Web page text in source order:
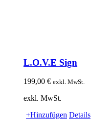
L.O.V.E Sign
199,00 € exkl. MwSt.
exkl. MwSt.
+Hinzufügen Details